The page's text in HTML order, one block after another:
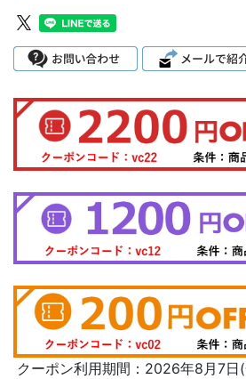
クーポン利用期間：2026年8月7日